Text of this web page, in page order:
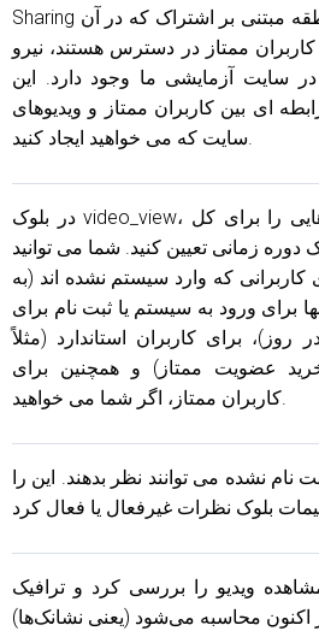
Sharing می‌تواند سایتی را با یک منطقه مبتنی بر اشتراک که در آن
ممتاز در دسترس هستند، نیرو
در سایت آزمایشی ما وجود دارد. این
ای بین کاربران ممتاز و ویدیوهای
سایت که می خواهید ایجاد کنید.
در بلوک video_view، اکنون می‌توانید محدودیت‌هایی را برای کل
زمانی تعیین کنید. شما می توانید
کاربرانی که وارد سیستم نشده اند (به
برای ورود به سیستم یا ثبت نام برای
از 3 ویدیو در روز)، برای کاربران استاندارد (مثلاً
عضویت ممتاز) و همچنین برای
کاربران ممتاز، اگر شما می خواهید.
نام نشده می توانند نظر بدهند. این را
ویدیو را بررسی کرد و ترافیک